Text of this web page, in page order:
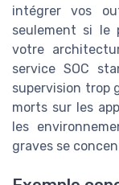
intégrer vos
seulement si le
votre
service SOC
supervision trop
morts sur les
les
graves se